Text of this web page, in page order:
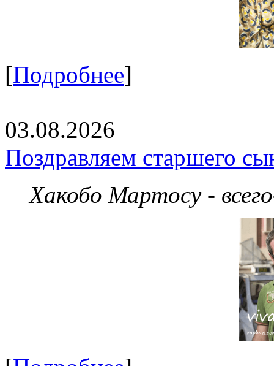
[Подробнее]
03.08.2026
Поздравляем старшего
Хакобо Мартосу -